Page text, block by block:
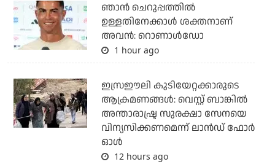
ഞാന്‍ ചെറുപ്പത്തില്‍
ഉള്ളതിനേക്കാള്‍ ശക്തനാണ്
അവന്‍: റൊണാള്‍ഡോ
1 hour ago
ഇസ്രഈലി കുടിയേറ്റക്കാരുടെ
ആക്രമണങ്ങള്‍: വെസ്റ്റ് ബാങ്കില്‍
അന്താരാഷ്ട്ര സുരക്ഷാ സേനയെ
വിന്യസിക്കണമെന്ന് ലാന്‍ഡ് ഫോര്‍
ഓള്‍
12 hours ago